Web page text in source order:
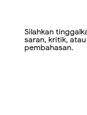
Silahkan
saran, kritik,
pembahasan.